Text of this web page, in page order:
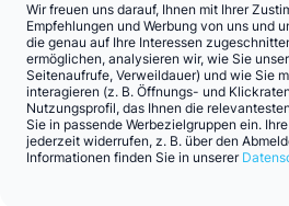
Wir freuen uns darauf, Ihnen mit Ihrer
Empfehlungen und Werbung von uns und
die genau auf Ihre Interessen
ermöglichen, analysieren wir, wie Sie
Seitenaufrufe, Verweildauer) und wie Sie
interagieren (z. B. Öffnungs- und
Nutzungsprofil, das Ihnen die
Sie in passende Werbezielgruppen ein.
jederzeit widerrufen, z. B. über den
Informationen finden Sie in unserer